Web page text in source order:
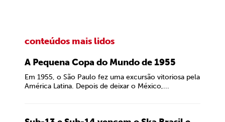
conteúdos mais lidos
A Pequena Copa do Mundo de 1955
Em 1955, o São Paulo fez uma excursão vitoriosa pela
América Latina. Depois de deixar o México,...